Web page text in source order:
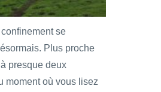
se
Plus proche
presque deux
moment où vous lisez